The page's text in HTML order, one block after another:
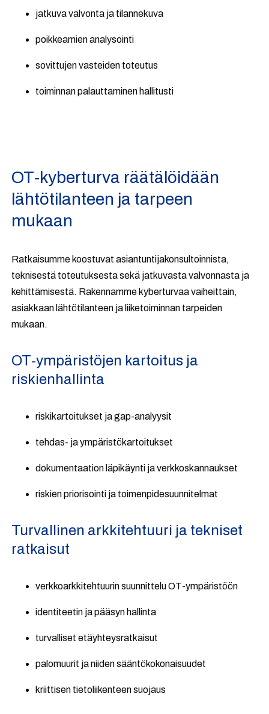
jatkuva valvonta ja tilannekuva
poikkeamien analysointi
sovittujen vasteiden toteutus
toiminnan palauttaminen hallitusti
OT-kyberturva räätälöidään
lähtötilanteen ja tarpeen
mukaan
Ratkaisumme koostuvat asiantuntijakonsultoinnista,
teknisestä toteutuksesta sekä jatkuvasta valvonnasta ja
kehittämisestä. Rakennamme kyberturvaa vaiheittain,
asiakkaan lähtötilanteen ja liiketoiminnan tarpeiden
mukaan.
OT-ympäristöjen kartoitus ja
riskienhallinta
riskikartoitukset ja gap-analyysit
tehdas- ja ympäristökartoitukset
dokumentaation läpikäynti ja verkkoskannaukset
riskien priorisointi ja toimenpidesuunnitelmat
Turvallinen arkkitehtuuri ja tekniset
ratkaisut
verkkoarkkitehtuurin suunnittelu OT-ympäristöön
identiteetin ja pääsyn hallinta
turvalliset etäyhteysratkaisut
palomuurit ja niiden sääntökokonaisuudet
kriittisen tietoliikenteen suojaus